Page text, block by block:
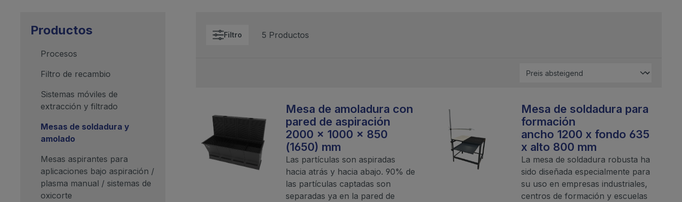
Productos
Procesos
Filtro de recambio
Sistemas móviles de
extracción y filtrado
Mesas de soldadura y
amolado
Mesas aspirantes para
aplicaciones bajo aspiración /
plasma manual / sistemas de
oxicorte
Filtro 5 Productos
Mesa de amoladura con
pared de aspiración
2000 x 1000 x 850
(1650) mm
Las partículas son aspiradas
hacia atrás y hacia abajo. 90% de
las partículas captadas son
separadas ya en la pared de
Mesa de soldadura para
formación
ancho 1200 x fondo 635
x alto 800 mm
La mesa de soldadura robusta ha
sido diseñada especialmente para
su uso en empresas industriales,
centros de formación y escuelas